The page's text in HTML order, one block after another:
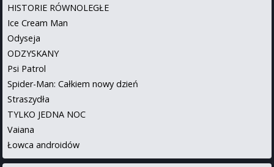
HISTORIE RÓWNOLEGŁE
Ice Cream Man
Odyseja
ODZYSKANY
Psi Patrol
Spider-Man: Całkiem nowy dzień
Straszydła
TYLKO JEDNA NOC
Vaiana
Łowca androidów